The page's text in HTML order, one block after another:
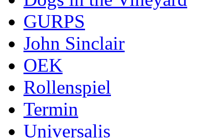
GURPS
John Sinclair
OEK
Rollenspiel
Termin
Universalis